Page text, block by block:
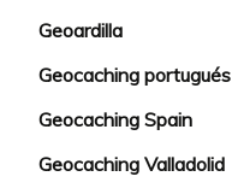
Geoardilla
Geocaching portugués
Geocaching Spain
Geocaching Valladolid